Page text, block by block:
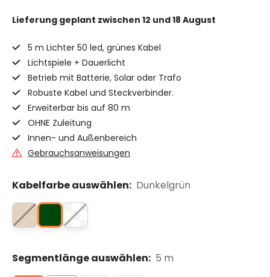
Lieferung geplant zwischen 12 und 18 August
5 m Lichter 50 led, grünes Kabel
Lichtspiele + Dauerlicht
Betrieb mit Batterie, Solar oder Trafo
Robuste Kabel und Steckverbinder.
Erweiterbar bis auf 80 m
OHNE Zuleitung
Innen- und Außenbereich
Gebrauchsanweisungen
Kabelfarbe auswählen: Dunkelgrün
Segmentlänge auswählen: 5 m